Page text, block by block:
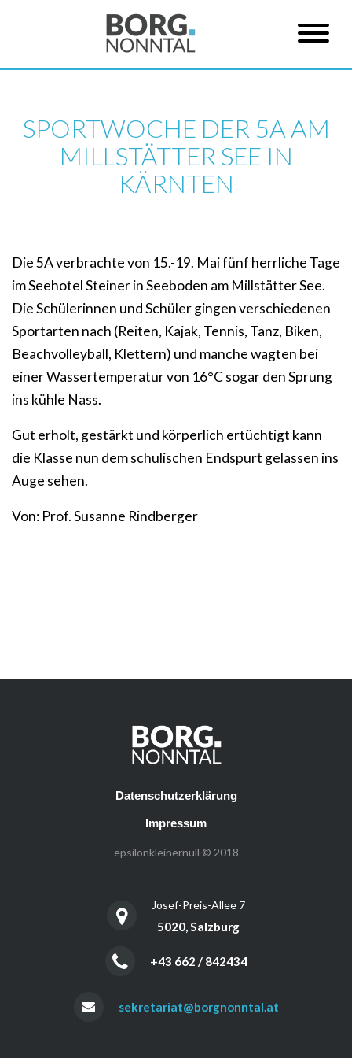
SPORTWOCHE DER 5A AM
MILLSTÄTTER SEE IN
KÄRNTEN
Die 5A verbrachte von 15.-19. Mai fünf herrliche Tage
im Seehotel Steiner in Seeboden am Millstätter See.
Die Schülerinnen und Schüler gingen verschiedenen
Sportarten nach (Reiten, Kajak, Tennis, Tanz, Biken,
Beachvolleyball, Klettern) und manche wagten bei
einer Wassertemperatur von 16°C sogar den Sprung
ins kühle Nass.
Gut erholt, gestärkt und körperlich ertüchtigt kann
die Klasse nun dem schulischen Endspurt gelassen ins
Auge sehen.
Von: Prof. Susanne Rindberger
Datenschutzerklärung
Impressum
epsilonkleinernull © 2018
Josef-Preis-Allee 7
5020, Salzburg
+43 662 / 842434
sekretariat@borgnonntal.at